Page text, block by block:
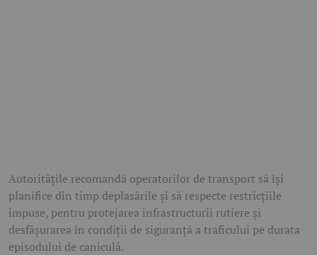
Autoritățile recomandă operatorilor de transport să își
planifice din timp deplasările și să respecte restricțiile
impuse, pentru protejarea infrastructurii rutiere și
desfășurarea în condiții de siguranță a traficului pe durata
episodului de caniculă.